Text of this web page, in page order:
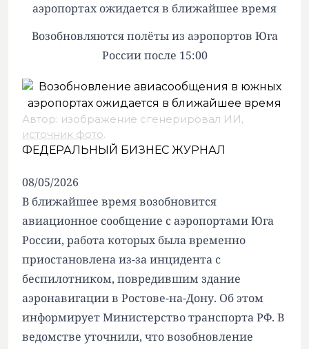
аэропортах ожидается в ближайшее время
Возобновляются полёты из аэропортов Юга
России после 15:00
Автор: изображение сгенерировал ИИ,
источник фото.
ФЕДЕРАЛЬНЫЙ БИЗНЕС ЖУРНАЛ
08/05/2026
В ближайшее время возобновится
авиационное сообщение с аэропортами Юга
России, работа которых была временно
приостановлена из-за инцидента с
беспилотником, повредившим здание
аэронавигации в Ростове-на-Дону. Об этом
информирует Министерство транспорта РФ. В
ведомстве уточнили, что возобновление